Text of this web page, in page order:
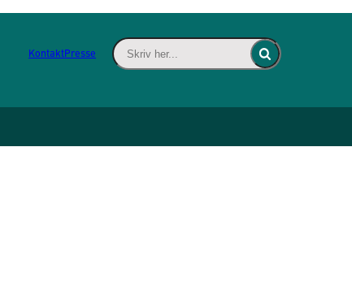
KontaktPresse
Skriv her... - Indsæt søgeord for at søge
Fold søgefelt ind